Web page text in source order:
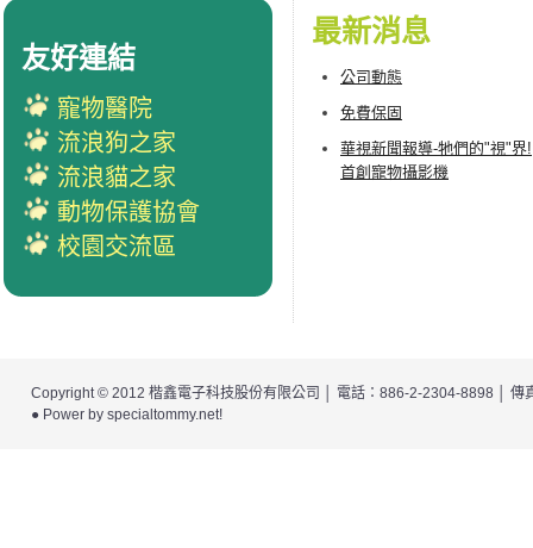
最新消息
公司動態
免費保固
華視新聞報導-牠們的"視"界!
首創寵物攝影機
友好連結
寵物醫院
流浪狗之家
流浪貓之家
動物保護協會
校園交流區
Copyright © 2012 楷鑫電子科技股份有限公司
│ 電話：886-2-2304-8898 │
● Power by specialtommy.net!